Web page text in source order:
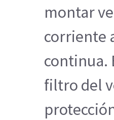
montar
corriente
continua.
filtro del